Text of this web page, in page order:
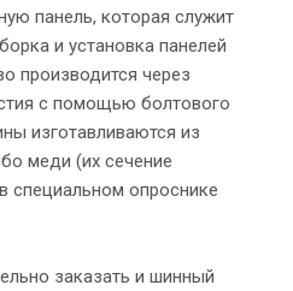
панель, которая служит
и установка панелей
производится через
с помощью болтового
изготавливаются из
меди (их сечение
специальном опроснике
заказать и шинный